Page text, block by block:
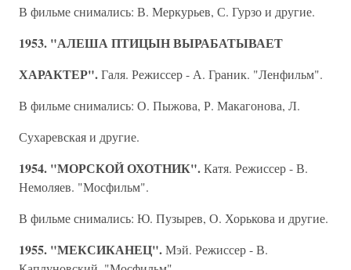
В фильме снимались: В. Меркурьев, С. Гурзо и другие.
1953. "АЛЕША ПТИЦЫН ВЫРАБАТЫВАЕТ
ХАРАКТЕР".Галя. Режиссер - А. Граник. "Ленфильм".
В фильме снимались: О. Пыжова, Р. Макагонова, Л.
Сухаревская и другие.
1954. "МОРСКОЙ ОХОТНИК".Катя. Режиссер - В.
Немоляев. "Мосфильм".
В фильме снимались: Ю. Пузырев, О. Хорькова и другие.
1955. "МЕКСИКАНЕЦ".Мэй. Режиссер - В.